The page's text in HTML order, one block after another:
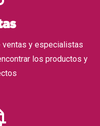
ventas y especialistas
los productos y